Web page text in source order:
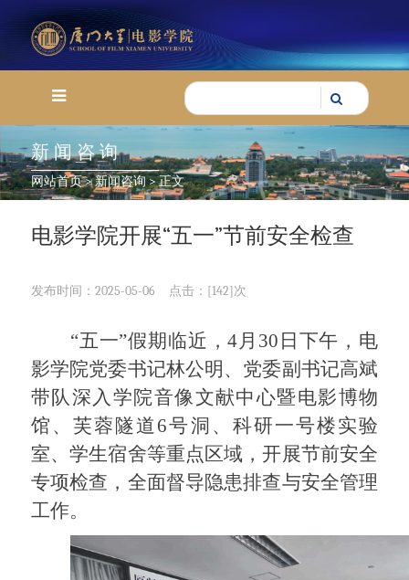
新闻咨询
网站首页>新闻咨询> 正文
电影学院开展“五一”节前安全检查
发布时间：2025-05-06 点击：[142]次
“五一”假期临近，4 月 30 日下午，电
影学院党委书记林公明、党委副书记高斌
带队深入学院音像文献中心暨电影博物
馆、芙蓉隧道 6号洞、科研一号楼实验
室、学生宿舍等重点区域，开展节前安全
专项检查，全面督导隐患排查与安全管理
工作。